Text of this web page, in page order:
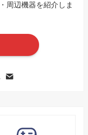
周辺機器を紹介しま